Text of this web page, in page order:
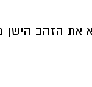
את הזהב הישן